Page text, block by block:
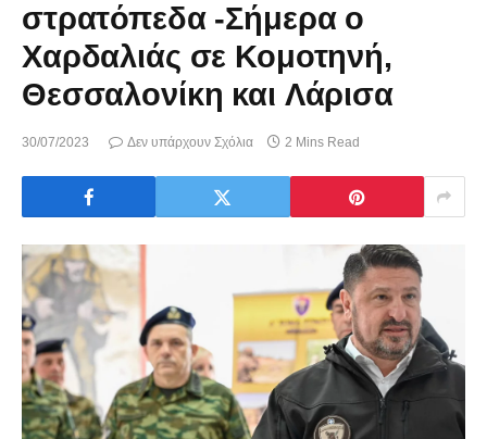
στρατόπεδα -Σήμερα ο
Χαρδαλιάς σε Κομοτηνή,
Θεσσαλονίκη και Λάρισα
30/07/2023 Δεν υπάρχουν Σχόλια 2 Mins Read